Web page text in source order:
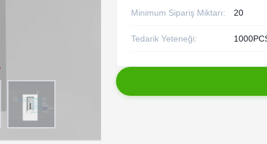
Minimum Sipariş Miktarı: 20
Tedarik Yeteneği: